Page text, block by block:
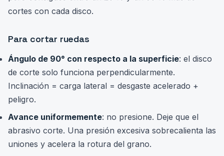
cortes con cada disco.
Para cortar ruedas
Ángulo de 90° con respecto a la superficie: el disco
de corte solo funciona perpendicularmente.
Inclinación = carga lateral = desgaste acelerado +
peligro.
Avance uniformemente: no presione. Deje que el
abrasivo corte. Una presión excesiva sobrecalienta las
uniones y acelera la rotura del grano.